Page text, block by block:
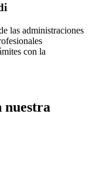
las administraciones
con la
nuestra